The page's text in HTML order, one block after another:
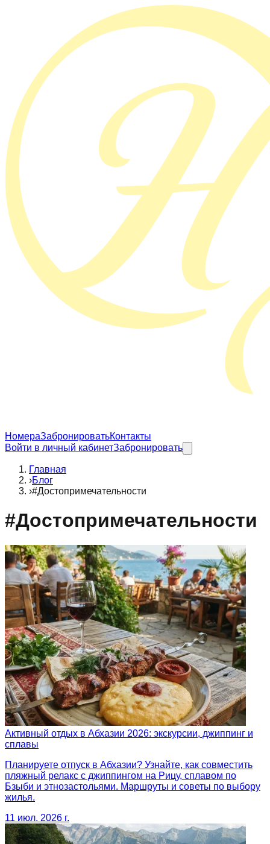
НомераЗабронироватьКонтакты
Войти в личный кабинетЗабронировать
Главная
›Блог
›#Достопримечательности
#Достопримечательности
Активный отдых в Абхазии 2026: экскурсии, джиппинг и
сплавы
Планируете отпуск в Абхазии? Узнайте, как совместить
пляжный релакс с джиппингом на Рицу, сплавом по
Бзыби и этнозастольями. Маршруты и советы по выбору
жилья.
11 июл. 2026 г.